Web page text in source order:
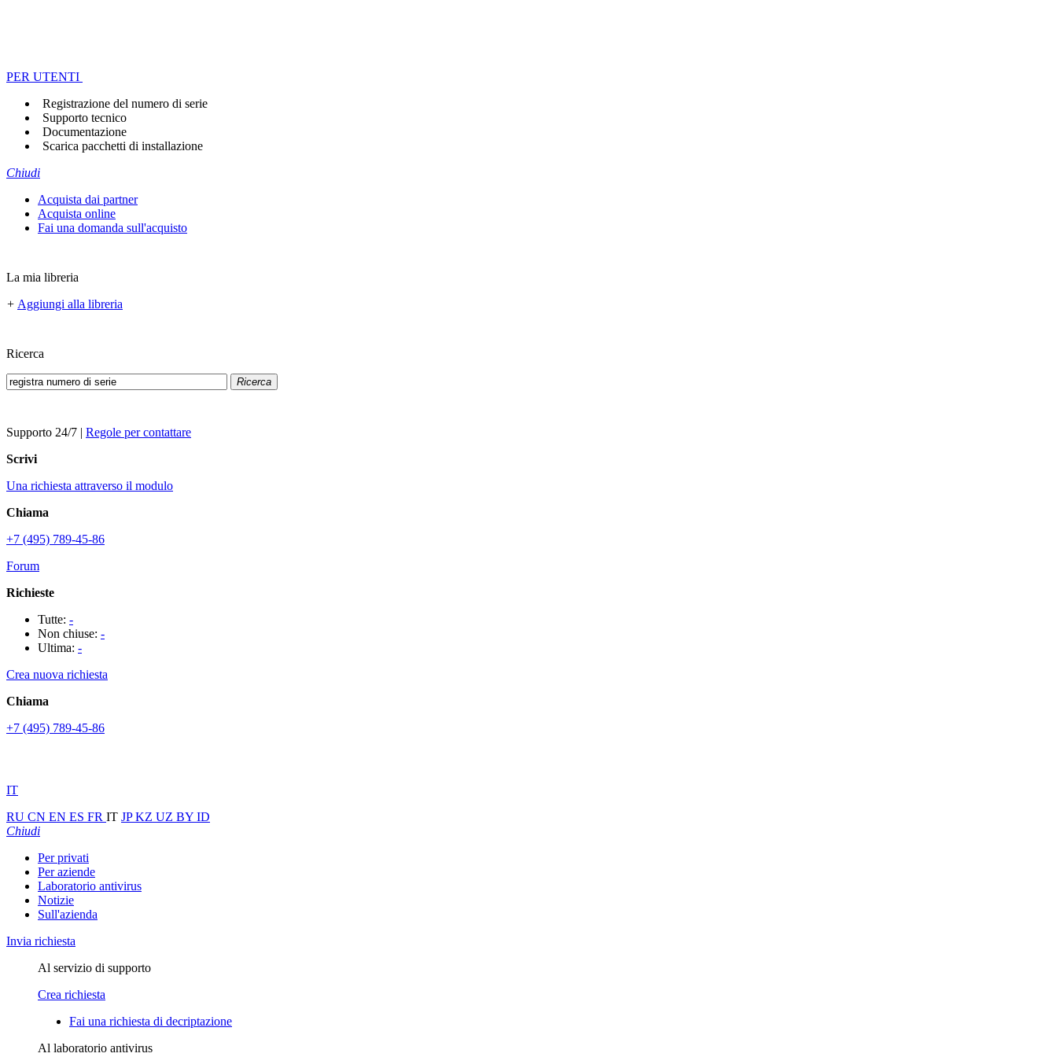
PER UTENTI
Registrazione del numero di serie
Supporto tecnico
Documentazione
Scarica pacchetti di installazione
Chiudi
Acquista dai partner
Acquista online
Fai una domanda sull'acquisto
La mia libreria
+ Aggiungi alla libreria
Ricerca
Ricerca
Supporto 24/7 | Regole per contattare
Scrivi
Una richiesta attraverso il modulo
Chiama
+7 (495) 789-45-86
Forum
Richieste
Tutte: -
Non chiuse: -
Ultima: -
Crea nuova richiesta
Chiama
+7 (495) 789-45-86
IT
RU CN EN ES FR IT JPKZ UZ BY ID
Chiudi
Per privati
Per aziende
Laboratorio antivirus
Notizie
Sull'azienda
Invia richiesta
Al servizio di supporto
Crea richiesta
Fai una richiesta di decriptazione
Al laboratorio antivirus